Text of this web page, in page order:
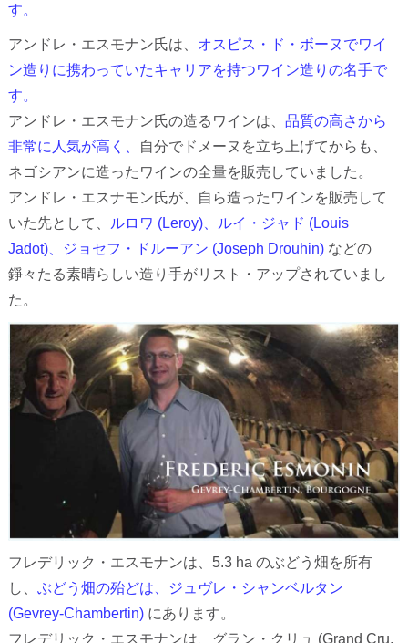
す。
アンドレ・エスモナン氏は、 オスピス・ド・ボーヌでワイ
ン造りに携わっていたキャリアを持つワイン造りの名手で
す。
アンドレ・エスモナン氏の造るワインは、 品質の高さから
非常に人気が高く、
自分でドメーヌを立ち上げてからも、
ネゴシアンに造ったワインの全量を販売していました。
アンドレ・エスナモン氏が、自ら造ったワインを販売して
いた先として、
ルロワ (Leroy)、ルイ・ジャド (Louis
Jadot)、ジョセフ・ドルーアン (Joseph Drouhin) などの
錚々たる素晴らしい造り手がリスト・アップされていまし
た。
フレデリック・エスモナンは、5.3 ha のぶどう畑を所有
し、 ぶどう畑の殆どは、ジュヴレ・シャンベルタン
(Gevrey-Chambertin) にあります。
フレデリック・エスモナンは、グラン・クリュ (Grand Cru,